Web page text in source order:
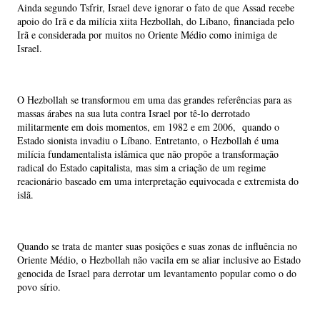
Ainda segundo Tsfrir, Israel deve ignorar o fato de que Assad recebe
apoio do Irã e da milícia xiita Hezbollah, do Líbano, financiada pelo
Irã e considerada por muitos no Oriente Médio como inimiga de
Israel.
O Hezbollah se transformou em uma das grandes referências para as
massas árabes na sua luta contra Israel por tê-lo derrotado
militarmente em dois momentos, em 1982 e em 2006, quando o
Estado sionista invadiu o Líbano. Entretanto, o Hezbollah é uma
milícia fundamentalista islâmica que não propõe a transformação
radical do Estado capitalista, mas sim a criação de um regime
reacionário baseado em uma interpretação equivocada e extremista do
islã.
Quando se trata de manter suas posições e suas zonas de influência no
Oriente Médio, o Hezbollah não vacila em se aliar inclusive ao Estado
genocida de Israel para derrotar um levantamento popular como o do
povo sírio.